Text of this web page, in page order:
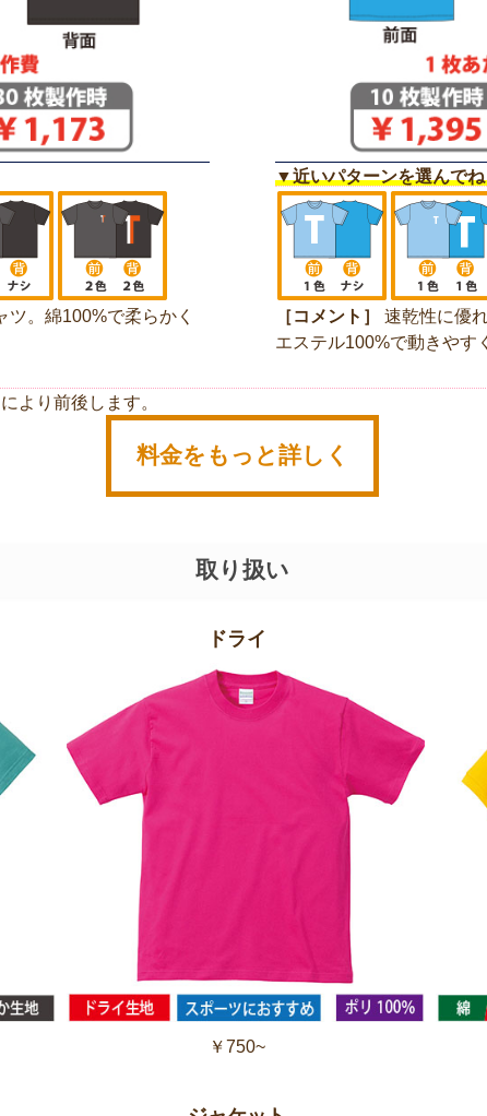
ツ。綿100%で柔らかく
▼近いパターンを選んで
［コメント］
速乾性に優
エステル100%で動きやす
より前後します。
料金をもっと詳しく
取り扱い
ドライ
￥750~